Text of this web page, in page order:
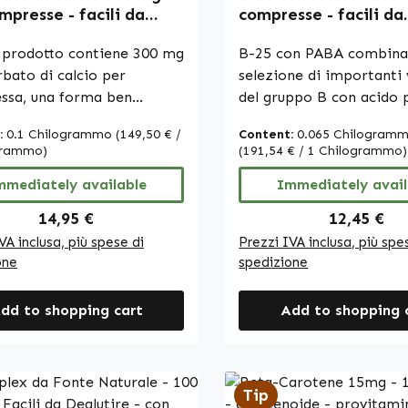
si consiglia di
letteratura
o siti web dedicati
effettuare un ordine.
specialistica o siti web
specializzati prima di
un ordine.
- facili da
altro - vegano |
Vitalstoffe
contiene 300 mg
di calcio per
una forma ben
con calcio. Le
sono formulate con
microcristallina come
Con 250
per confezione,
è ideale per un
lungo termine e offre
pratico per integrare
quotidiano di calcio e
comodamente nella
Warnke
0.1 Chilogrammo (149,50 € /
available
Regular price:
14,95 €
inclusa, più spese di
to shopping cart
compresse - facili da
vitamina B12 ecc. -
energia, capelli,
sistema immunitario
B-25 con PABA
selezione di importanti
del gruppo B con acido
metilcobalamina,
colina, mononitrato di
cloridrato di
pantotenato di calcio,
nicotinamide, inositolo,
acido
D-biotina. Come
vengono utilizzati
microcristallina come
antiagglomeranti. La
contiene 100
Content:0.065
(191,54 € / 1 Chilogrammo)
Immediately
Regular
12,45 €
Prezzi IVA inclusa, più
spedizione
Add to shopping
Tip